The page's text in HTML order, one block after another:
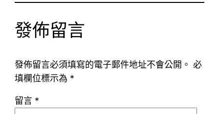
發佈留言
發佈留言必須填寫的電子郵件地址不會公開。 必
填欄位標示為 *
留言 *